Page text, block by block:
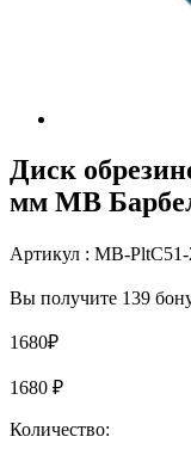
Диск
мм МВ
Артикул : MB-PltC51-
Вы получите 139
1680₽
1680 ₽
Количество: